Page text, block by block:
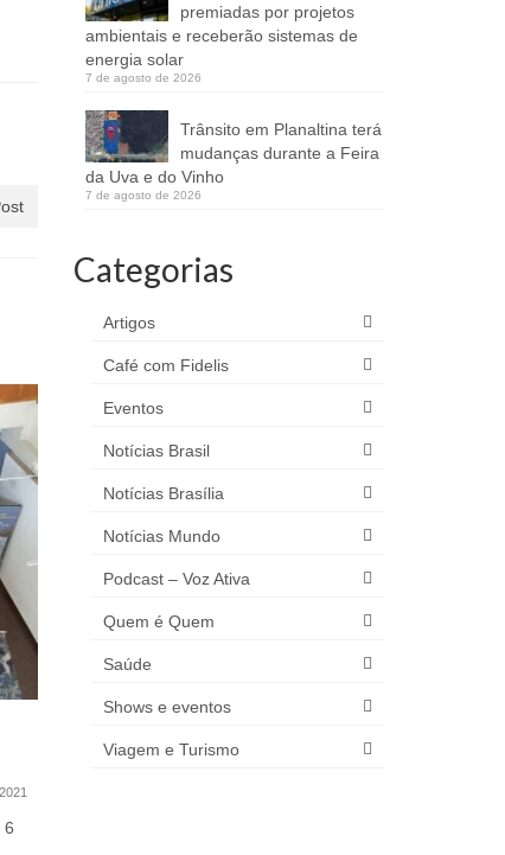
6
Secretaria de Esporte e Lazer
promove ação de
premiadas por projetos
ambientais e receberão sistemas de
energia solar
7 de agosto de 2026
Trânsito em Planaltina terá
mudanças durante a Feira
da Uva e do Vinho
7 de agosto de 2026
Categorias
Artigos
Café com Fidelis
Eventos
Notícias Brasil
Notícias Brasília
Notícias Mundo
Podcast – Voz Ativa
Quem é Quem
Saúde
Shows e eventos
Viagem e Turismo